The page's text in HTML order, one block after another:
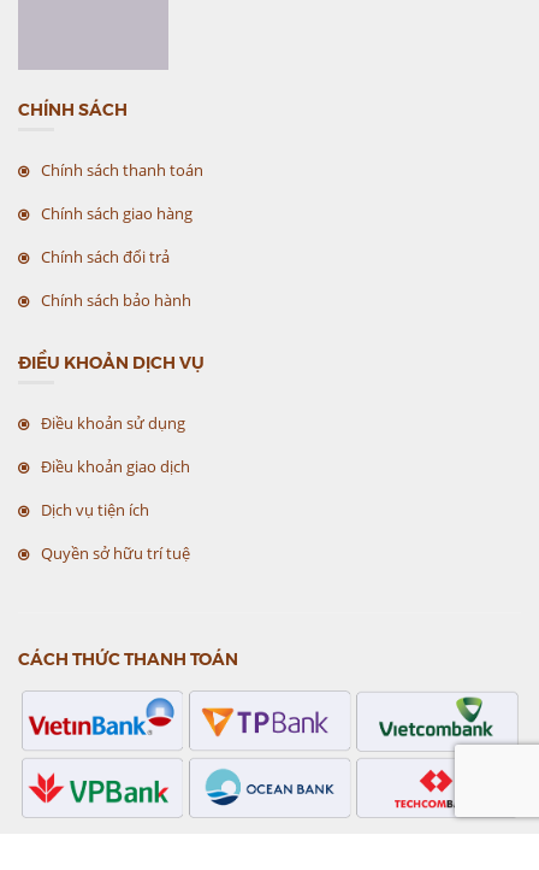
CHÍNH SÁCH
Chính sách thanh toán
Chính sách giao hàng
Chính sách đổi trả
Chính sách bảo hành
ĐIỀU KHOẢN DỊCH VỤ
Điều khoản sử dụng
Điều khoản giao dịch
Dịch vụ tiện ích
Quyền sở hữu trí tuệ
CÁCH THỨC THANH TOÁN